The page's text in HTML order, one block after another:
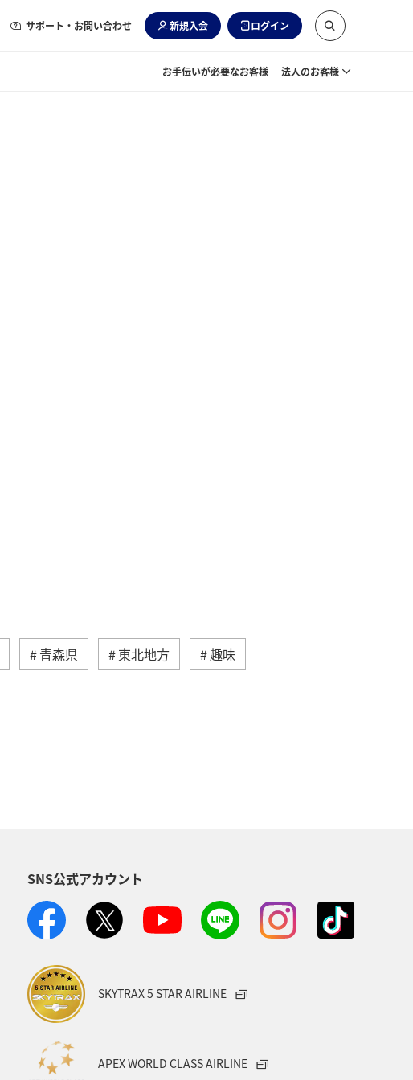
サポート・お問い合わせ 新規入会 ログイン
お手伝いが必要なお客様 法人のお客様
青森県 東北地方 趣味
SNS公式アカウント
SKYTRAX 5 STAR AIRLINE
APEX WORLD CLASS AIRLINE